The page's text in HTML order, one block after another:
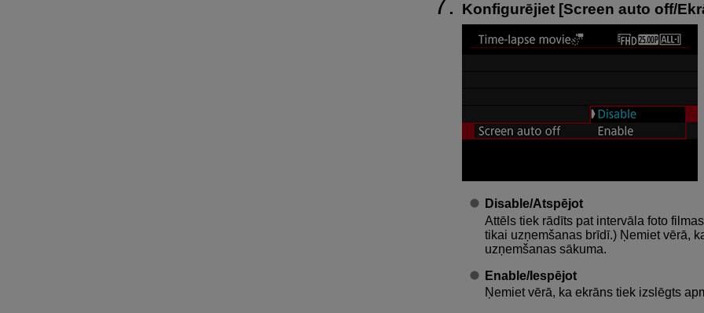
Konfigurējiet [Screen auto off/
Disable/Atspējot
Attēls tiek rādīts pat intervāla foto
tikai uzņemšanas brīdī.) Ņemiet vērā,
uzņemšanas sākuma.
Enable/Iespējot
Ņemiet vērā, ka ekrāns tiek izslēgts